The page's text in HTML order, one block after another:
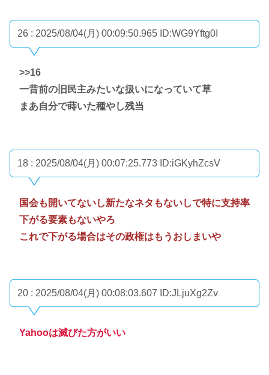
26 : 2025/08/04(月) 00:09:50.965 ID:WG9Yftg0I
>>16
一昔前の旧民主みたいな扱いになっていて草
まあ自分で蒔いた種やし残当
18 : 2025/08/04(月) 00:07:25.773 ID:iGKyhZcsV
国会も開いてないし新たなネタもないしで特に支持率
下がる要素もないやろ
これで下がる場合はその政権はもうおしまいや
20 : 2025/08/04(月) 00:08:03.607 ID:JLjuXg2Zv
Yahooは滅びた方がいい